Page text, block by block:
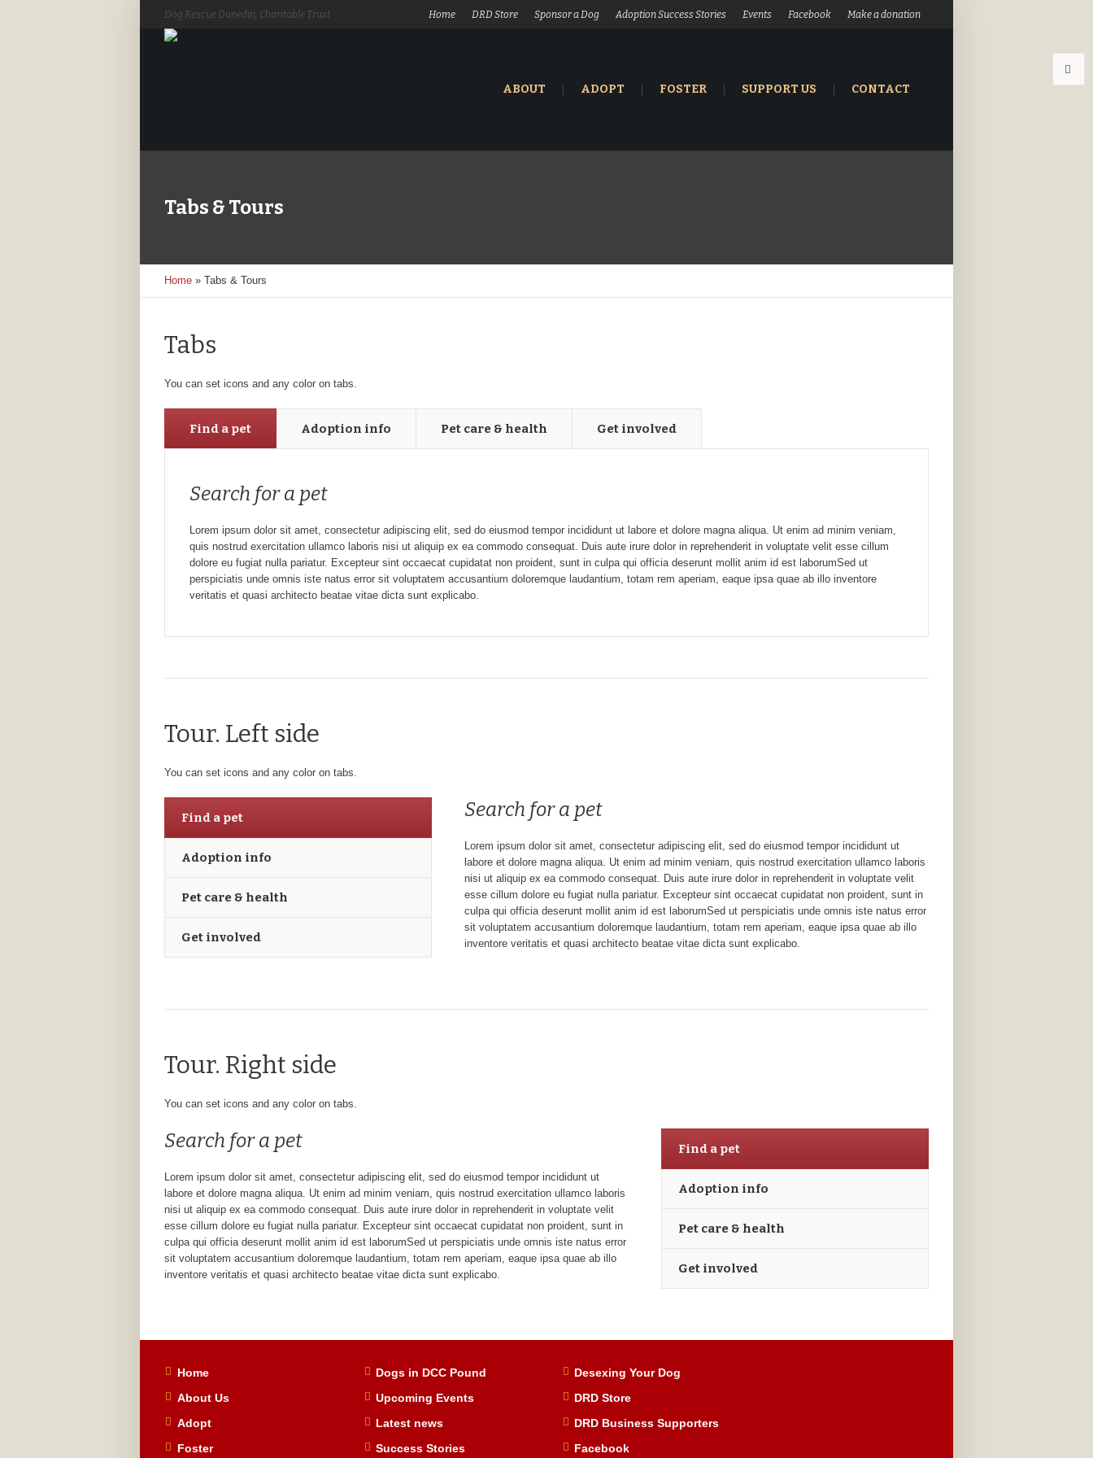
Home DRD Store Sponsor a Dog Adoption Success Stories Events Facebook Make a donation
Dog Rescue Dunedin, Charitable Trust
ABOUT ADOPT FOSTER SUPPORT US CONTACT
Tabs & Tours
Home » Tabs & Tours
Tabs
You can set icons and any color on tabs.
Find a pet Adoption info Pet care & health Get involved
Search for a pet
Lorem ipsum dolor sit amet, consectetur adipiscing elit, sed do eiusmod tempor incididunt ut labore et dolore magna aliqua. Ut enim ad minim veniam,
quis nostrud exercitation ullamco laboris nisi ut aliquip ex ea commodo consequat. Duis aute irure dolor in reprehenderit in voluptate velit esse cillum
dolore eu fugiat nulla pariatur. Excepteur sint occaecat cupidatat non proident, sunt in culpa qui officia deserunt mollit anim id est laborumSed ut
perspiciatis unde omnis iste natus error sit voluptatem accusantium doloremque laudantium, totam rem aperiam, eaque ipsa quae ab illo inventore
veritatis et quasi architecto beatae vitae dicta sunt explicabo.
Tour. Left side
You can set icons and any color on tabs.
Find a pet
Adoption info
Pet care & health
Get involved
Search for a pet
Lorem ipsum dolor sit amet, consectetur adipiscing elit, sed do eiusmod tempor incididunt ut
labore et dolore magna aliqua. Ut enim ad minim veniam, quis nostrud exercitation ullamco laboris
nisi ut aliquip ex ea commodo consequat. Duis aute irure dolor in reprehenderit in voluptate velit
esse cillum dolore eu fugiat nulla pariatur. Excepteur sint occaecat cupidatat non proident, sunt in
culpa qui officia deserunt mollit anim id est laborumSed ut perspiciatis unde omnis iste natus error
sit voluptatem accusantium doloremque laudantium, totam rem aperiam, eaque ipsa quae ab illo
inventore veritatis et quasi architecto beatae vitae dicta sunt explicabo.
Tour. Right side
You can set icons and any color on tabs.
Find a pet
Adoption info
Pet care & health
Get involved
Search for a pet
Lorem ipsum dolor sit amet, consectetur adipiscing elit, sed do eiusmod tempor incididunt ut
labore et dolore magna aliqua. Ut enim ad minim veniam, quis nostrud exercitation ullamco laboris
nisi ut aliquip ex ea commodo consequat. Duis aute irure dolor in reprehenderit in voluptate velit
esse cillum dolore eu fugiat nulla pariatur. Excepteur sint occaecat cupidatat non proident, sunt in
culpa qui officia deserunt mollit anim id est laborumSed ut perspiciatis unde omnis iste natus error
sit voluptatem accusantium doloremque laudantium, totam rem aperiam, eaque ipsa quae ab illo
inventore veritatis et quasi architecto beatae vitae dicta sunt explicabo.
Home
About Us
Adopt
Foster
Dogs in DCC Pound
Upcoming Events
Latest news
Success Stories
Desexing Your Dog
DRD Store
DRD Business Supporters
Facebook